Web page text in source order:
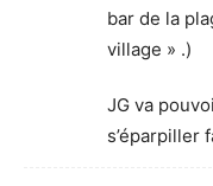
bar de la
village » .)
JG va
s’éparpiller